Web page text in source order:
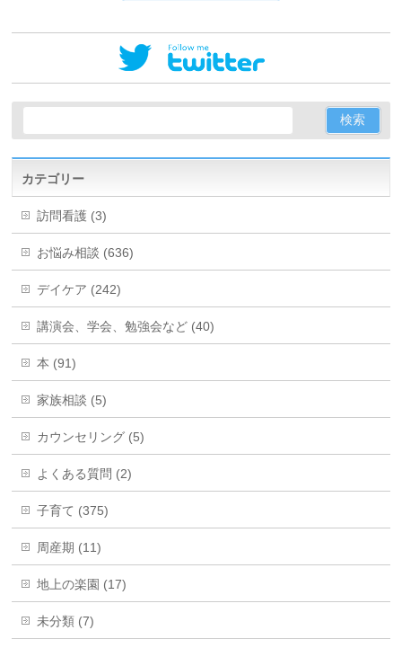
カテゴリー
訪問看護 (3)
お悩み相談 (636)
デイケア (242)
講演会、学会、勉強会など (40)
本 (91)
家族相談 (5)
カウンセリング (5)
よくある質問 (2)
子育て (375)
周産期 (11)
地上の楽園 (17)
未分類 (7)